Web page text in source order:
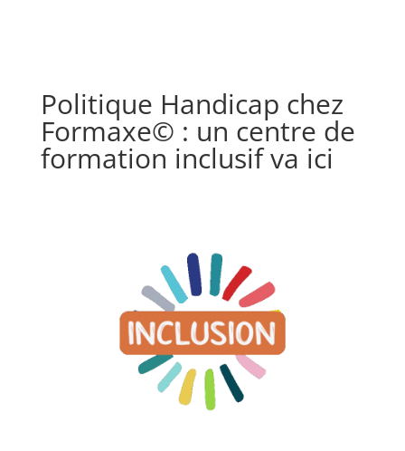
Politique Handicap chez
Formaxe© : un centre de
formation inclusif va ici